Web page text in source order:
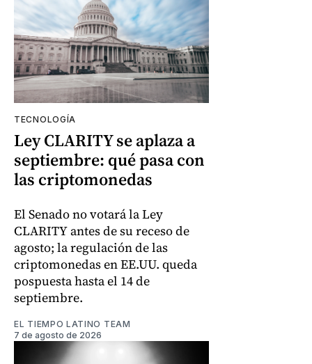
TECNOLOGÍA
Ley CLARITY se aplaza a
septiembre: qué pasa con
las criptomonedas
El Senado no votará la Ley
CLARITY antes de su receso de
agosto; la regulación de las
criptomonedas en EE.UU. queda
pospuesta hasta el 14 de
septiembre.
EL TIEMPO LATINO TEAM
7 de agosto de 2026